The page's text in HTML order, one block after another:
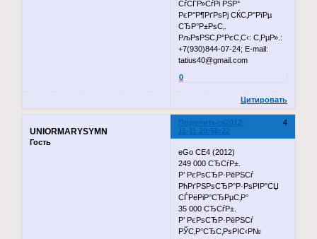
СѓСЃР»СѓРі РЅР°
РєР°Р¶РґРѕРј СЌС‚Р°РїРµ
СЂР°Р±РѕС‚.
РљРѕРЅС‚Р°РєС‚С‹: С‚РµР».:
+7(930)844-07-24; E-mail:
tatius40@gmail.com
0
Цитировать
Поделиться 4
2012-
11-11 20:56:22
UNIORMARYSYMN
Гость
eGo CE4 (2012)
249 000 СЂСѓР±.
Р’ РєРѕСЂР·РёРЅСѓ
РћРґРЅРѕСЂР°Р·РѕРІР°СЏ
СЃРёРіР°СЂРµС‚Р°
35 000 СЂСѓР±.
Р’ РєРѕСЂР·РёРЅСѓ
РЎС‚Р°СЂС‚РѕРІС‹Р№